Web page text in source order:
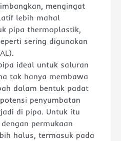
mengingat
lebih mahal
pipa thermoplastik,
sering digunakan
ideal untuk saluran
tak hanya membawa
dalam bentuk padat
penyumbatan
di pipa. Untuk itu
permukaan
halus, termasuk pada